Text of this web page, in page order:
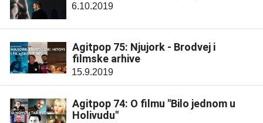
6.10.2019
Agitpop 75: Njujork - Brodvej i
filmske arhive
15.9.2019
Agitpop 74: O filmu "Bilo jednom u
Holivudu"